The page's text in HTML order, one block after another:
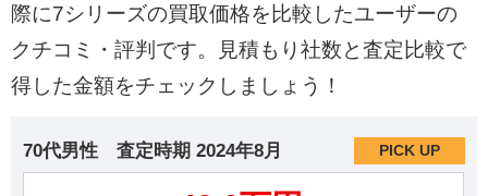
際に7シリーズの買取価格を比較したユーザーの
クチコミ・評判です。見積もり社数と査定比較で
得した金額をチェックしましょう！
70代男性 査定時期 2024年8月 PICK UP